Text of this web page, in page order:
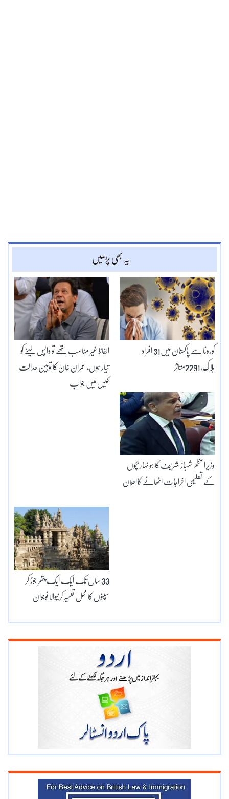
یہ بھی پڑھیں
الفاظ غیر مناسب تھے تو واپس لینے کو
تیار ہوں، عمران خان کا توہین عدالت
کیس میں جواب
کورونا سے پاکستان میں31 افراد
ہلاک،2291متاثر
وزیراعظم شہباز شریف کا ہونہار بچوں
کے تعلیمی اخراجات اٹھانے کااعلان
33 سال تک ایک ایک پتھر جوڑ کر
سپنوں کا محل تعمیر کرنیوالا نوجوان